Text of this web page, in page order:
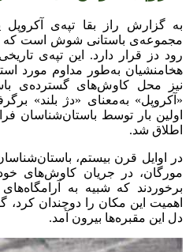
به گزارش راز بقا تپه‌ی
مجموعه‌ی باستانی شوش است که
رود دز قرار دارد. این تپه‌ی
هخامنشیان به‌طور مداوم مورد
نیز محل کاوش‌های گسترده‌ی
«آکروپل» به‌معنای «دژ بلند»
اولین بار توسط باستان‌شناسان
اطلاق شد.
در اوایل قرن بیستم،
مورگان، در جریان کاوش‌های خود
برخوردند که شبیه به
اهمیت این مکان را دوچندان کرد،
دل این مقبره‌ها بیرون آمد.